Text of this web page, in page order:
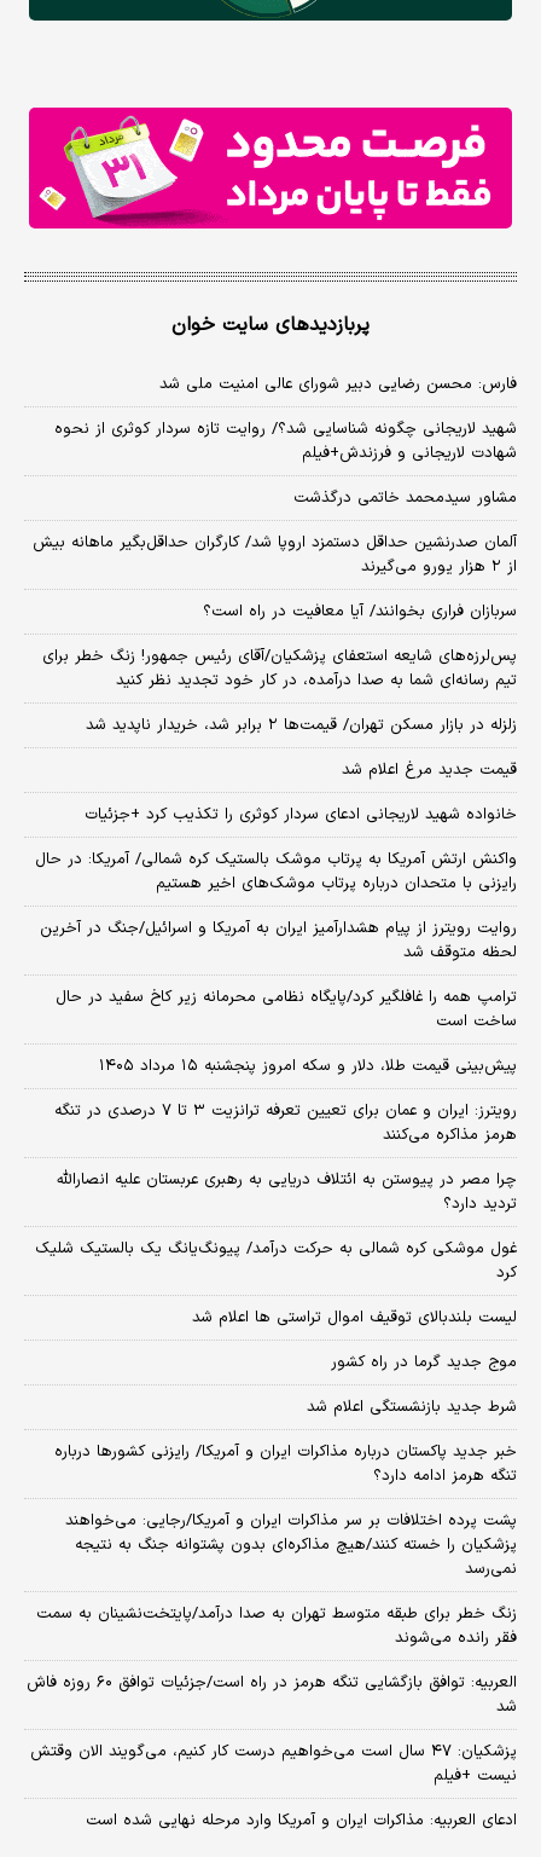
پربازدیدهای سایت خوان
فارس: محسن رضایی دبیر شورای عالی امنیت ملی شد
شهید لاریجانی چگونه شناسایی شد؟/ روایت تازه سردار کوثری از نحوه
شهادت لاریجانی و فرزندش+فیلم
مشاور سیدمحمد خاتمی درگذشت
آلمان صدرنشین حداقل دستمزد اروپا شد/ کارگران حداقل‌بگیر ماهانه بیش
از ۲ هزار یورو می‌گیرند
سربازان فراری بخوانند/ آیا معافیت در راه است؟
پس‌لرزه‌های شایعه استعفای پزشکیان/آقای رئیس جمهور! زنگ خطر برای
تیم رسانه‌ای شما به صدا درآمده، در کار خود تجدید نظر کنید
زلزله در بازار مسکن تهران/ قیمت‌ها ۲ برابر شد، خریدار ناپدید شد
قیمت جدید مرغ اعلام شد
خانواده شهید لاریجانی ادعای سردار کوثری را تکذیب کرد +جزئیات
واکنش ارتش آمریکا به پرتاب موشک بالستیک کره شمالی/ آمریکا: در حال
رایزنی با متحدان درباره پرتاب موشک‌های اخیر هستیم
روایت رویترز از پیام هشدارآمیز ایران به آمریکا و اسرائیل/جنگ در آخرین
لحظه متوقف شد
ترامپ همه را غافلگیر کرد/پایگاه نظامی محرمانه زیر کاخ سفید در حال
ساخت است
پیش‌بینی قیمت طلا، دلار و سکه امروز پنجشنبه ۱۵ مرداد ۱۴۰۵
رویترز: ایران و عمان برای تعیین تعرفه ترانزیت ۳ تا ۷ درصدی در تنگه
هرمز مذاکره می‌کنند
چرا مصر در پیوستن به ائتلاف دریایی به رهبری عربستان علیه انصارالله
تردید دارد؟
غول موشکی کره شمالی به حرکت درآمد/ پیونگ‌یانگ یک بالستیک شلیک
کرد
لیست بلندبالای توقیف اموال تراستی ها اعلام شد
موج جدید گرما در راه کشور
شرط جدید بازنشستگی اعلام شد
خبر جدید پاکستان درباره مذاکرات ایران و آمریکا/ رایزنی کشورها درباره
تنگه هرمز ادامه دارد؟
پشت پرده اختلافات بر سر مذاکرات ایران و آمریکا/رجایی: می‌خواهند
پزشکیان را خسته کنند/هیچ مذاکره‌ای بدون پشتوانه جنگ به نتیجه
نمی‌رسد
زنگ خطر برای طبقه متوسط تهران به صدا درآمد/پایتخت‌نشینان به سمت
فقر رانده می‌شوند
العربیه: توافق بازگشایی تنگه هرمز در راه است/جزئیات توافق ۶۰ روزه فاش
شد
پزشکیان: ۴۷ سال است می‌خواهیم درست کار کنیم، می‌گویند الان وقتش
نیست +فیلم
ادعای العربیه: مذاکرات ایران و آمریکا وارد مرحله نهایی شده است